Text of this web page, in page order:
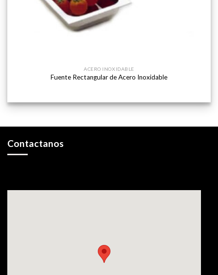
ACERO INOXIDABLE
Fuente Rectangular de Acero Inoxidable
Contactanos